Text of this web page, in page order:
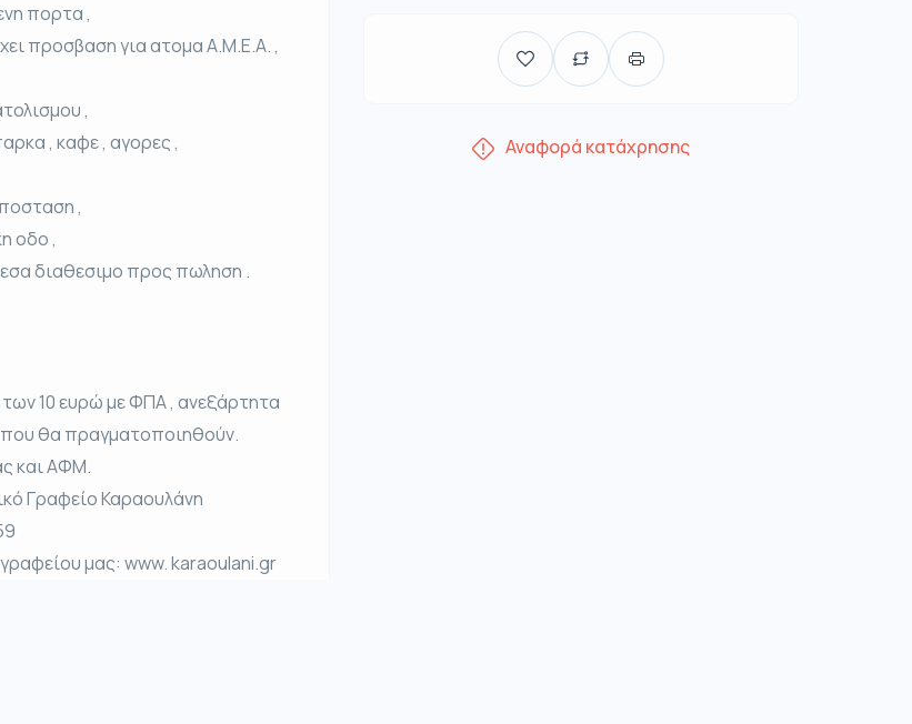
πορτα ,
προσβαση για ατομα Α.Μ.Ε.Α. ,
,
, καφε , αγορες ,
,
οδο ,
διαθεσιμο προς πωληση .
10 ευρώ με ΦΠΑ , ανεξάρτητα
θα πραγματοποιηθούν.
και ΑΦΜ.
Γραφείο Καραουλάνη
μας: www. karaoulani.gr
Αναφορά κατάχρησης